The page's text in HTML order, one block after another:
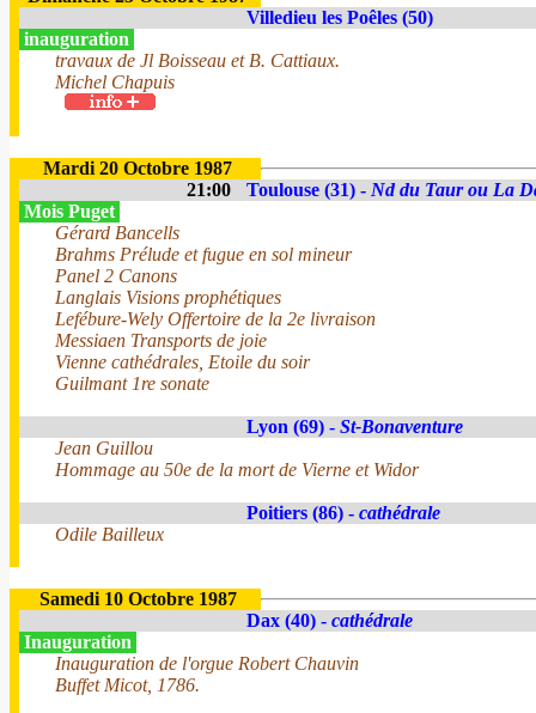
Villedieu les Poêles (50)
inauguration
travaux de Jl Boisseau et B. Cattiaux.
Michel Chapuis
Mardi 20 Octobre 1987
21:00
Toulouse (31) - Nd du Taur ou La
Mois Puget
Gérard Bancells
Brahms Prélude et fugue en sol mineur
Panel 2 Canons
Langlais Visions prophétiques
Lefébure-Wely Offertoire de la 2e livraison
Messiaen Transports de joie
Vienne cathédrales, Etoile du soir
Guilmant 1re sonate
Lyon (69) - St-Bonaventure
Jean Guillou
Hommage au 50e de la mort de Vierne et Widor
Poitiers (86) - cathédrale
Odile Bailleux
Samedi 10 Octobre 1987
Dax (40) - cathédrale
Inauguration
Inauguration de l'orgue Robert Chauvin
Buffet Micot, 1786.